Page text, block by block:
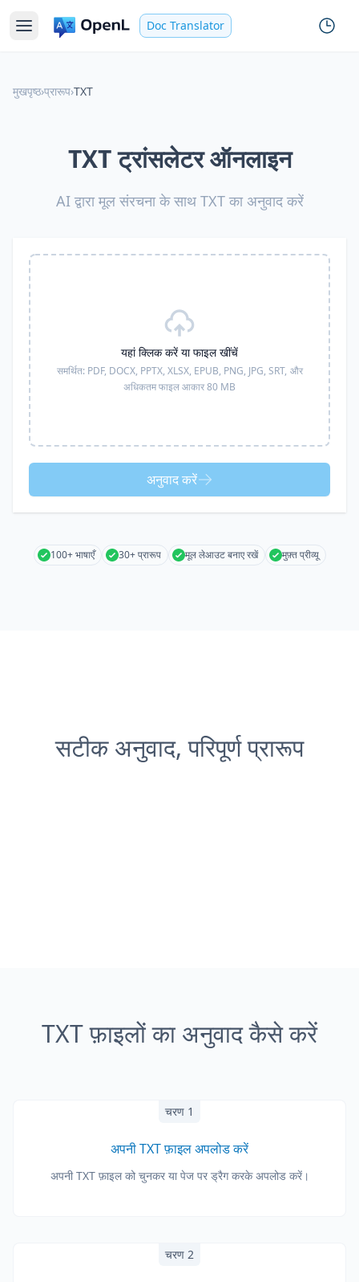
Doc Translator
मुखपृष्ठ›प्रारूप›TXT
TXT ट्रांसलेटर ऑनलाइन
AI द्वारा मूल संरचना के साथ TXT का अनुवाद करें
यहां क्लिक करें या फाइल खींचें
समर्थित: PDF, DOCX, PPTX, XLSX, EPUB, PNG, JPG, SRT, और
अधिकतम फाइल आकार 80 MB
अनुवाद करें
100+ भाषाएँ 30+ प्रारूप मूल लेआउट बनाए रखें मुफ़्त प्रीव्यू
सटीक अनुवाद, परिपूर्ण प्रारूप
TXT फ़ाइलों का अनुवाद कैसे करें
चरण 1
अपनी TXT फ़ाइल अपलोड करें
अपनी TXT फ़ाइल को चुनकर या पेज पर ड्रैग करके अपलोड करें।
चरण 2